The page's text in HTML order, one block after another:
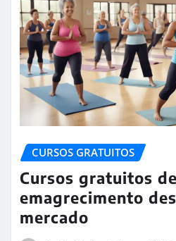
CURSOS GRATUITOS
Cursos gratuitos de
emagrecimento
mercado